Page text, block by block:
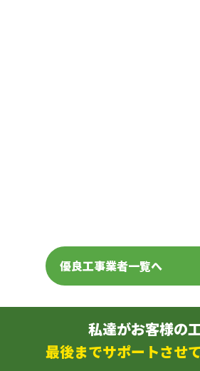
優良工事業者一覧へ
私達がお客様の
最後までサポートさせ